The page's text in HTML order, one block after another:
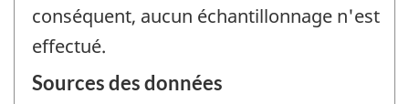
conséquent, aucun échantillonnage n'est
effectué.
Sources des données